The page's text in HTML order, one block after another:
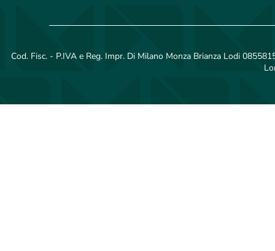
Cod. Fisc. - P.IVA e Reg. Impr. Di Milano Monza Brianza Lodi